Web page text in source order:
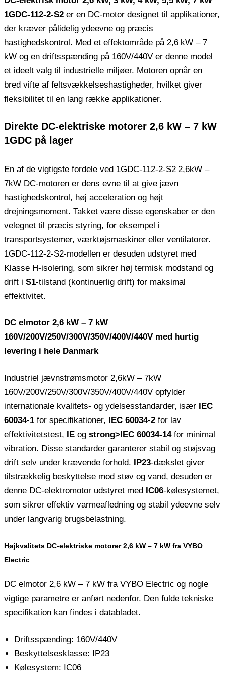
1GDC-112-2-S2 er en DC-motor designet til applikationer,
der kræver pålidelig ydeevne og præcis
hastighedskontrol. Med et effektområde på 2,6 kW – 7
kW og en driftsspænding på 160V/440V er denne model
et ideelt valg til industrielle miljøer. Motoren opnår en
bred vifte af feltsvækkelseshastigheder, hvilket giver
fleksibilitet til en lang række applikationer.
Direkte DC-elektriske motorer 2,6 kW – 7 kW
1GDC på lager
En af de vigtigste fordele ved 1GDC-112-2-S2 2,6kW –
7kW DC-motoren er dens evne til at give jævn
hastighedskontrol, høj acceleration og højt
drejningsmoment. Takket være disse egenskaber er den
velegnet til præcis styring, for eksempel i
transportsystemer, værktøjsmaskiner eller ventilatorer.
1GDC-112-2-S2-modellen er desuden udstyret med
Klasse H-isolering, som sikrer høj termisk modstand og
drift i S1-tilstand (kontinuerlig drift) for maksimal
effektivitet.
DC elmotor 2,6 kW – 7 kW
160V/200V/250V/300V/350V/400V/440V med hurtig
levering i hele Danmark
Industriel jævnstrømsmotor 2,6kW – 7kW
160V/200V/250V/300V/350V/400V/440V opfylder
internationale kvalitets- og ydelsesstandarder, især IEC
60034-1 for specifikationer, IEC 60034-2 for lav
effektivitetstest, IE og strong>IEC 60034-14for minimal
vibration. Disse standarder garanterer stabil og støjsvag
drift selv under krævende forhold. IP23-dækslet giver
tilstrækkelig beskyttelse mod støv og vand, desuden er
denne DC-elektromotor udstyret med IC06-kølesystemet,
som sikrer effektiv varmeafledning og stabil ydeevne selv
under langvarig brugsbelastning.
Højkvalitets DC-elektriske motorer 2,6 kW – 7 kW fra VYBO
Electric
DC elmotor 2,6 kW – 7 kW fra VYBO Electric og nogle
vigtige parametre er anført nedenfor. Den fulde tekniske
specifikation kan findes i databladet.
Driftsspænding: 160V/440V
Beskyttelsesklasse: IP23
Kølesystem: IC06